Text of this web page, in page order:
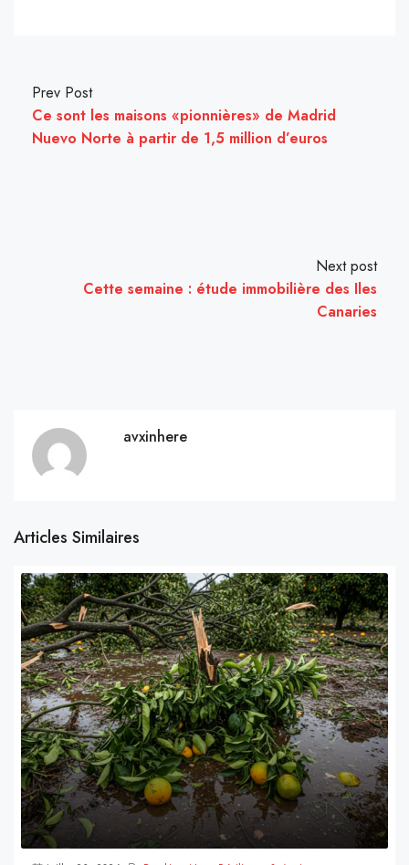
Prev Post
Ce sont les maisons «pionnières» de Madrid
Nuevo Norte à partir de 1,5 million d’euros
Next post
Cette semaine : étude immobilière des Iles
Canaries
avxinhere
Articles Similaires